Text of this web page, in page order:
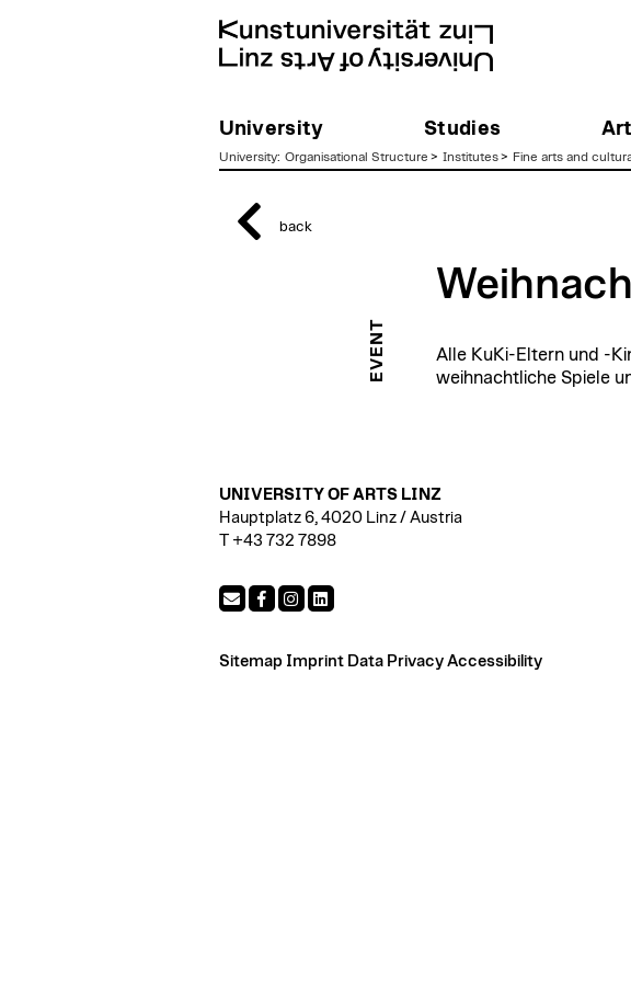
University Studies
University: Organisational Structure > Institutes> Fine arts and
back
EVENT
Alle KuKi-Eltern und -
weihnachtliche Spiele
UNIVERSITY OF ARTS LINZ
Hauptplatz 6, 4020 Linz / Austria
T +43 732 7898
Sitemap Imprint Data Privacy Accessibility